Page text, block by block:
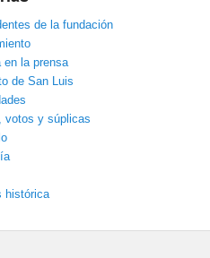
de la fundación
en la prensa
de San Luis
votos y súplicas
histórica